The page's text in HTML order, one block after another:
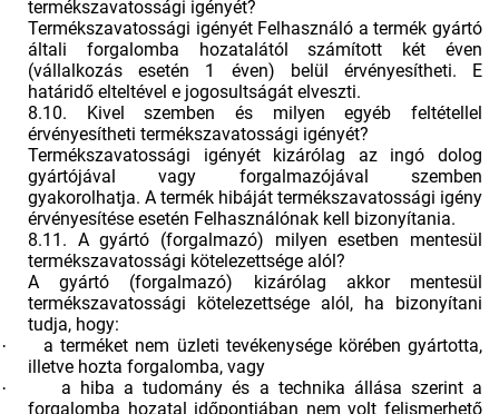
termékszavatossági igényét?
Termékszavatossági igényét Felhasználó a termék gyártó
általi forgalomba hozatalától számított két éven
(vállalkozás esetén 1 éven) belül érvényesítheti. E
határidő elteltével e jogosultságát elveszti.
8.10. Kivel szemben és milyen egyéb feltétellel
érvényesítheti termékszavatossági igényét?
Termékszavatossági igényét kizárólag az ingó dolog
gyártójával vagy forgalmazójával szemben
gyakorolhatja. A termék hibáját termékszavatossági igény
érvényesítése esetén Felhasználónak kell bizonyítania.
8.11. A gyártó (forgalmazó) milyen esetben mentesül
termékszavatossági kötelezettsége alól?
A gyártó (forgalmazó) kizárólag akkor mentesül
termékszavatossági kötelezettsége alól, ha bizonyítani
tudja, hogy:
·
a terméket nem üzleti tevékenysége körében gyártotta,
illetve hozta forgalomba, vagy
·
a hiba a tudomány és a technika állása szerint a
forgalomba hozatal időpontjában nem volt felismerhető